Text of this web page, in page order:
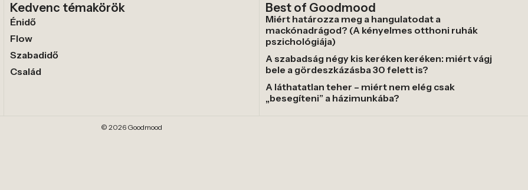
Kedvenc témakörök
Énidő
Flow
Szabadidő
Család
Best of Goodmood
Miért határozza meg a hangulatodat a
mackónadrágod? (A kényelmes otthoni ruhák
pszichológiája)
A szabadság négy kis keréken keréken: miért vágj
bele a gördeszkázásba 30 felett is?
A láthatatlan teher – miért nem elég csak
„besegíteni” a házimunkába?
© 2026 Goodmood